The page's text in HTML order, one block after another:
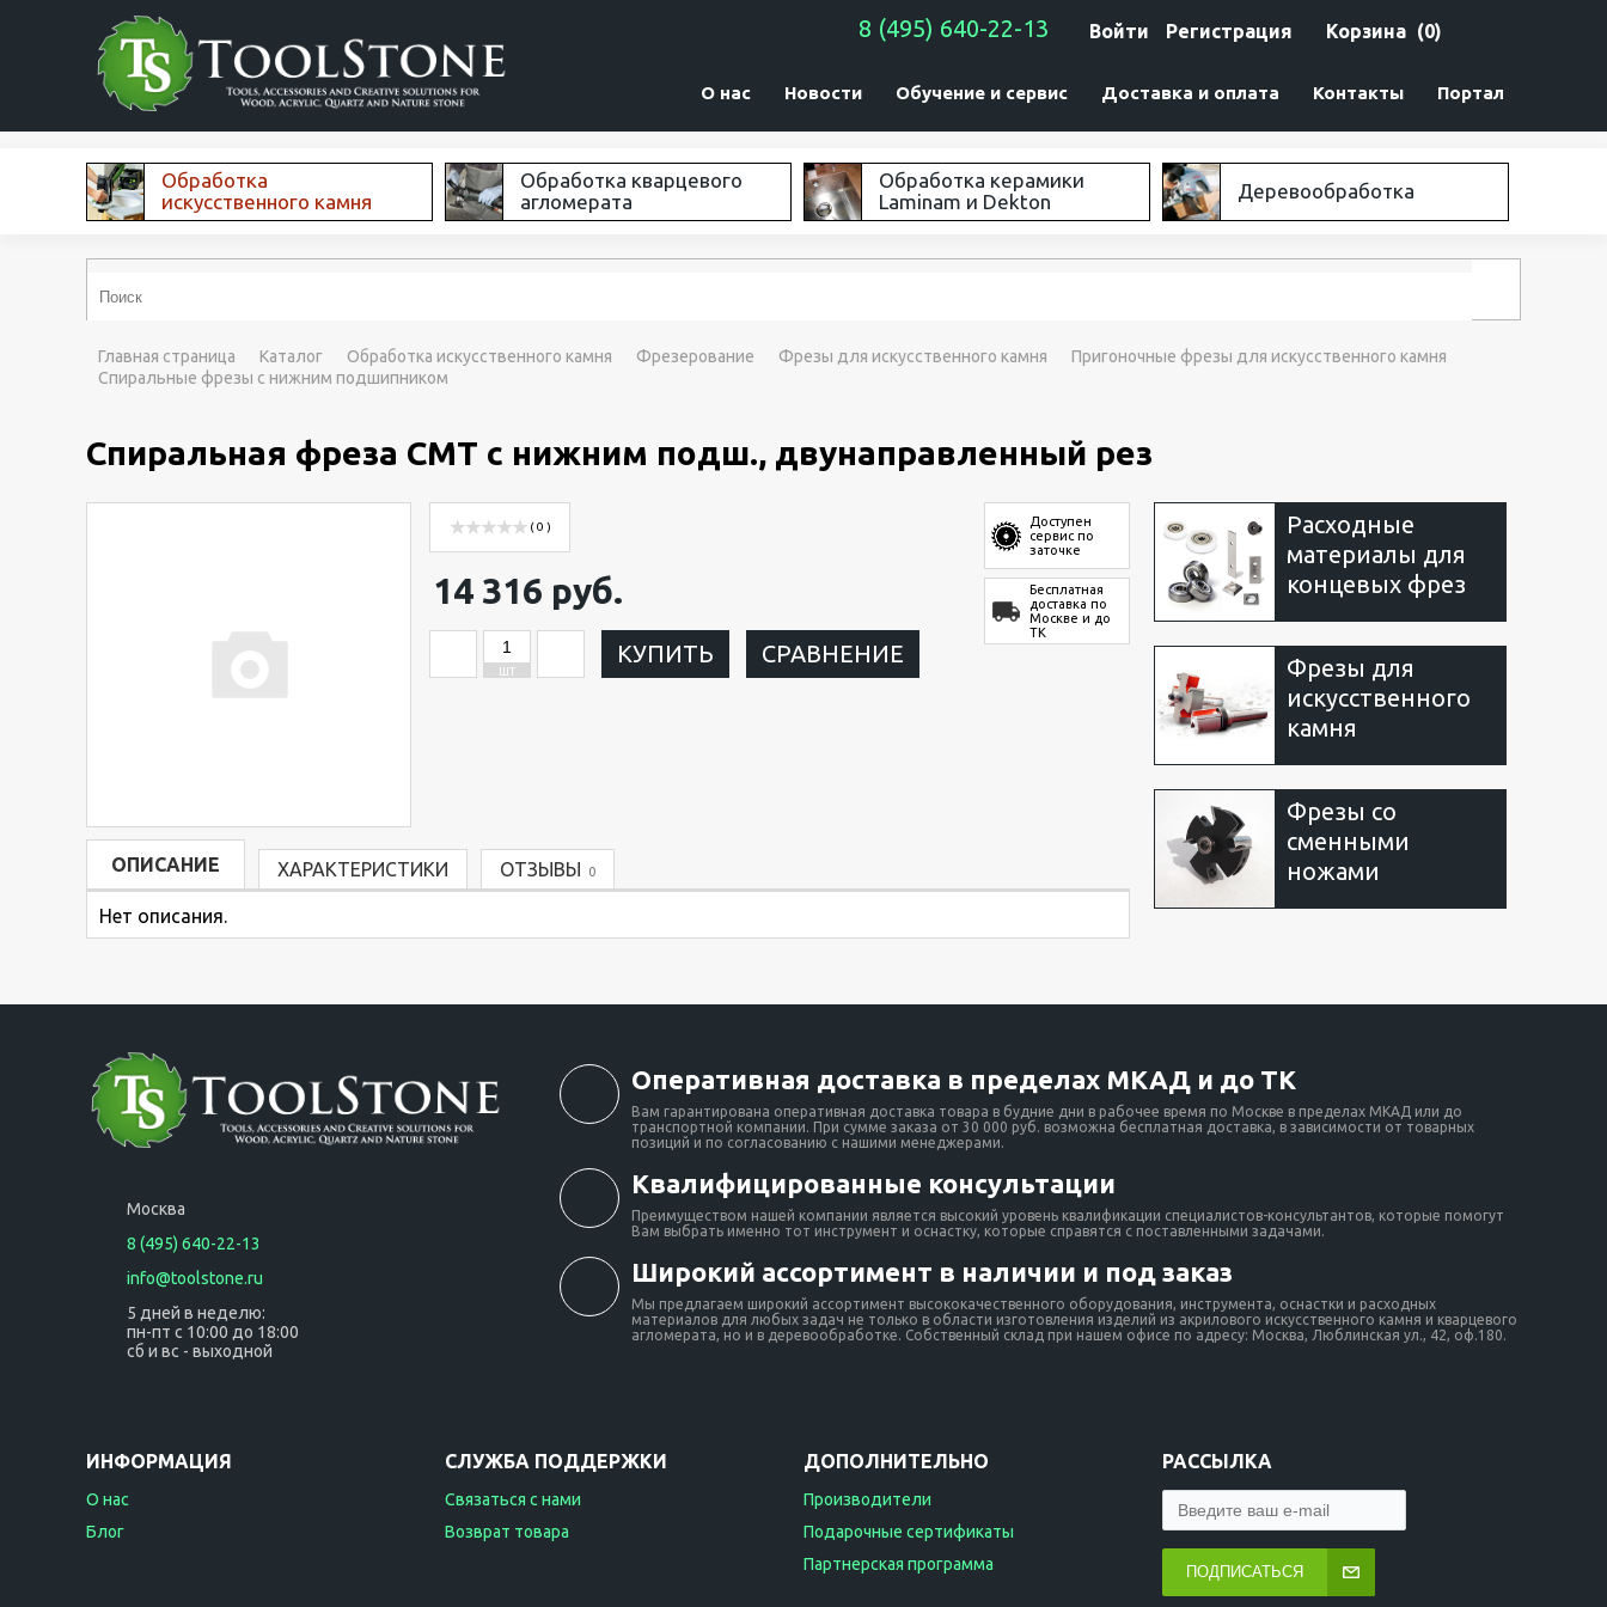
Войти Регистрация Корзина (0)
8 (495) 640-22-13
Портал
Контакты
Доставка и оплата
Обучение и сервис
Новости
О нас
Обработка
искусственного камня
Обработка кварцевого
агломерата
Обработка керамики
Laminam и Dekton
Деревообработка
Главная страница Каталог Обработка искусственного камня Фрезерование Фрезы для искусственного камня
Пригоночные фрезы для искусственного камня
Спиральные фрезы с нижним подшипником
Спиральная фреза CMT с нижним подш., двунаправленный рез
( 0 )
14 316 руб.
ШТ
КУПИТЬ СРАВНЕНИЕ
Доступен
сервис по
заточке
Бесплатная
доставка по
Москве и до
ТК
ОПИСАНИЕ ХАРАКТЕРИСТИКИ ОТЗЫВЫ 0
Нет описания.
Расходные
материалы для
концевых фрез
Фрезы для
искусственного
камня
Фрезы со
сменными
ножами
Москва
8 (495) 640-22-13
info@toolstone.ru
5 дней в неделю:
пн-пт с 10:00 до 18:00
сб и вс - выходной
Оперативная доставка в пределах МКАД и до ТК
Вам гарантирована оперативная доставка товара в будние дни в рабочее время по Москве в пределах МКАД или до
транспортной компании. При сумме заказа от 30 000 руб. возможна бесплатная доставка, в зависимости от товарных
позиций и по согласованию с нашими менеджерами.
Квалифицированные консультации
Преимуществом нашей компании является высокий уровень квалификации специалистов-консультантов, которые помогут
Вам выбрать именно тот инструмент и оснастку, которые справятся с поставленными задачами.
Широкий ассортимент в наличии и под заказ
Мы предлагаем широкий ассортимент высококачественного оборудования, инструмента, оснастки и расходных
материалов для любых задач не только в области изготовления изделий из акрилового искусственного камня и кварцевого
агломерата, но и в деревообработке. Собственный склад при нашем офисе по адресу: Москва, Люблинская ул., 42, оф.180.
ИНФОРМАЦИЯ
О нас
Блог
СЛУЖБА ПОДДЕРЖКИ
Связаться с нами
Возврат товара
ДОПОЛНИТЕЛЬНО
Производители
Подарочные сертификаты
Партнерская программа
РАССЫЛКА
ПОДПИСАТЬСЯ